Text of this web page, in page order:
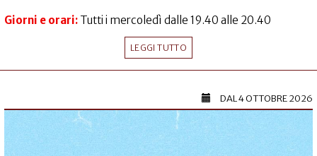
Giorni e orari: Tutti i mercoledì dalle 19.40 alle 20.40
LEGGI TUTTO
DAL4 OTTOBRE 2026